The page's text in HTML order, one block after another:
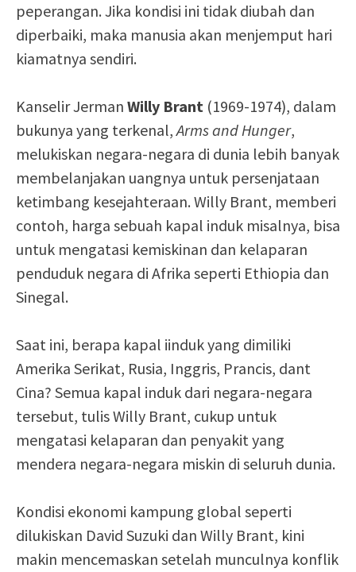
peperangan. Jika kondisi ini tidak diubah dan
diperbaiki, maka manusia akan menjemput hari
kiamatnya sendiri.
Kanselir Jerman Willy Brant (1969-1974), dalam
bukunya yang terkenal,Arms and Hunger,
melukiskan negara-negara di dunia lebih banyak
membelanjakan uangnya untuk persenjataan
ketimbang kesejahteraan. Willy Brant, memberi
contoh, harga sebuah kapal induk misalnya, bisa
untuk mengatasi kemiskinan dan kelaparan
penduduk negara di Afrika seperti Ethiopia dan
Sinegal.
Saat ini, berapa kapal iinduk yang dimiliki
Amerika Serikat, Rusia, Inggris, Prancis, dant
Cina? Semua kapal induk dari negara-negara
tersebut, tulis Willy Brant, cukup untuk
mengatasi kelaparan dan penyakit yang
mendera negara-negara miskin di seluruh dunia.
Kondisi ekonomi kampung global seperti
dilukiskan David Suzuki dan Willy Brant, kini
makin mencemaskan setelah munculnya konflik